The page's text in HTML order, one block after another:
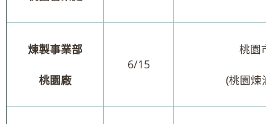
煉製事業部
桃園廠
6/15
桃園
(桃園煉